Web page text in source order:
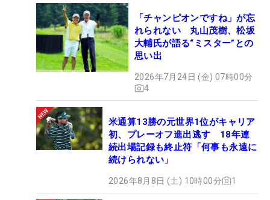
「チャンピオンですね」が忘
れられない 丸山茂樹、松坂
大輔氏が語る“ミスター”との
思い出
2026年7月24日 (金) 07時00分
4
米通算13勝の元世界1位がキャリア
初、プレーオフ進出逃す 18年連
続出場記録も終止符「何事も永遠に
続けられない」
2026年8月8日 (土) 10時00分 1